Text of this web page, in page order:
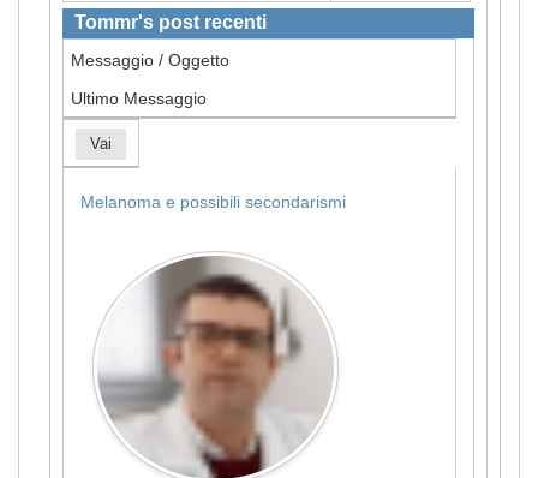
Tommr's post recenti
Messaggio / Oggetto
Ultimo Messaggio
Vai
Melanoma e possibili secondarismi